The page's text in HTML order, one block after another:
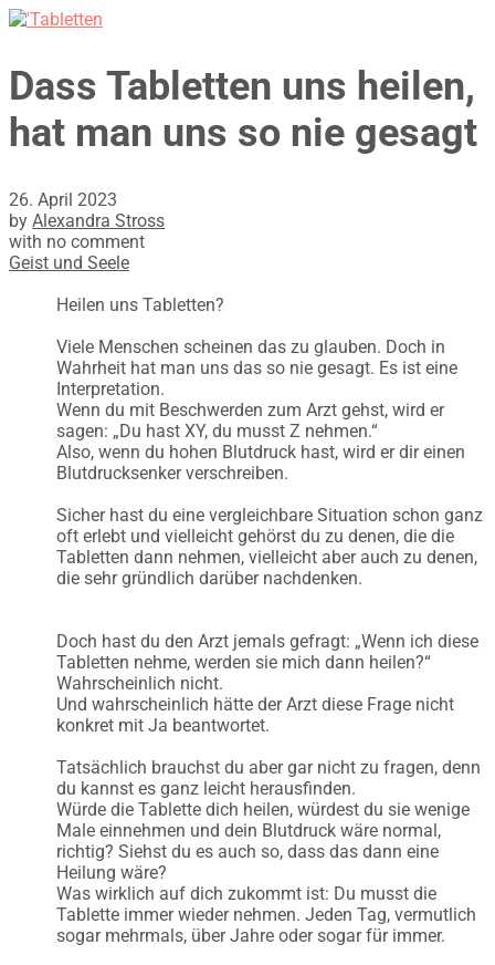
Dass Tabletten uns heilen,
hat man uns so nie gesagt
26. April 2023
by Alexandra Stross
with no comment
Geist und Seele
Heilen uns Tabletten?
Viele Menschen scheinen das zu glauben. Doch in
Wahrheit hat man uns das so nie gesagt. Es ist eine
Interpretation.
Wenn du mit Beschwerden zum Arzt gehst, wird er
sagen: „Du hast XY, du musst Z nehmen.“
Also, wenn du hohen Blutdruck hast, wird er dir einen
Blutdrucksenker verschreiben.
Sicher hast du eine vergleichbare Situation schon ganz
oft erlebt und vielleicht gehörst du zu denen, die die
Tabletten dann nehmen, vielleicht aber auch zu denen,
die sehr gründlich darüber nachdenken.
Doch hast du den Arzt jemals gefragt: „Wenn ich diese
Tabletten nehme, werden sie mich dann heilen?“
Wahrscheinlich nicht.
Und wahrscheinlich hätte der Arzt diese Frage nicht
konkret mit Ja beantwortet.
Tatsächlich brauchst du aber gar nicht zu fragen, denn
du kannst es ganz leicht herausfinden.
Würde die Tablette dich heilen, würdest du sie wenige
Male einnehmen und dein Blutdruck wäre normal,
richtig? Siehst du es auch so, dass das dann eine
Heilung wäre?
Was wirklich auf dich zukommt ist: Du musst die
Tablette immer wieder nehmen. Jeden Tag, vermutlich
sogar mehrmals, über Jahre oder sogar für immer.